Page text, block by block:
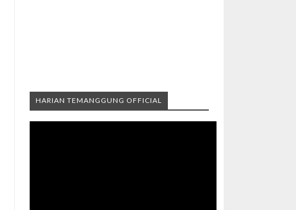
HARIAN TEMANGGUNG OFFICIAL